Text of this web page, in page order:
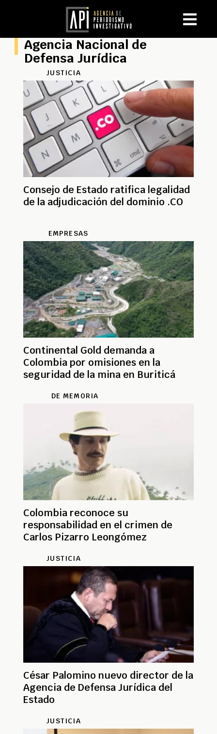
Agencia Nacional de
Defensa Jurídica
JUSTICIA
Consejo de Estado ratifica legalidad
de la adjudicación del dominio .CO
EMPRESAS
Continental Gold demanda a
Colombia por omisiones en la
seguridad de la mina en Buriticá
DE MEMORIA
Colombia reconoce su
responsabilidad en el crimen de
Carlos Pizarro Leongómez
JUSTICIA
César Palomino nuevo director de la
Agencia de Defensa Jurídica del
Estado
JUSTICIA